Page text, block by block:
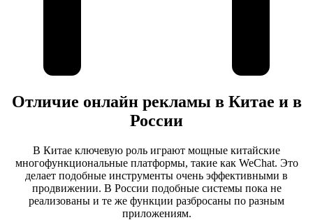
Отличие онлайн рекламы в Китае и в
России
В Китае ключевую роль играют мощные китайские
многофункциональные платформы, такие как WeChat. Это
делает подобные инструменты очень эффективными в
продвижении. В России подобные системы пока не
реализованы и те же функции разбросаны по разным
приложениям.